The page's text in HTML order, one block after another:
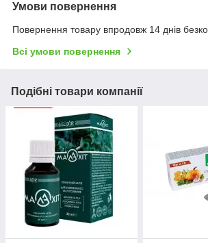
Умови повернення
Повернення товару впродовж 14 днів
Всі умови повернення
Подібні товари компанії